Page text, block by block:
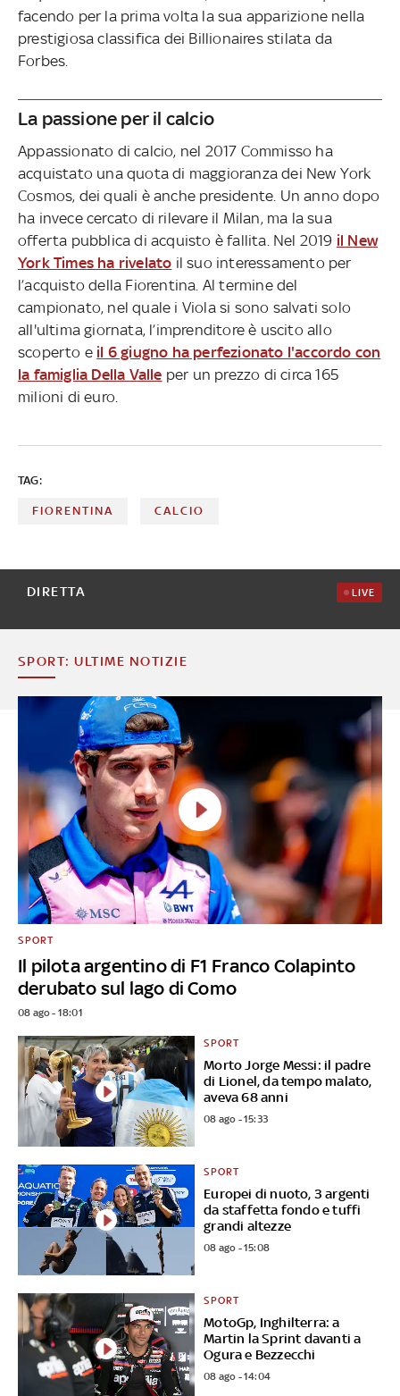
facendo per la prima volta la sua apparizione nella
prestigiosa classifica dei Billionaires stilata da
Forbes.
La passione per il calcio
Appassionato di calcio, nel 2017 Commisso ha
acquistato una quota di maggioranza dei New York
Cosmos, dei quali è anche presidente. Un anno dopo
ha invece cercato di rilevare il Milan, ma la sua
offerta pubblica di acquisto è fallita. Nel 2019 il New
York Times ha rivelato il suo interessamento per
l’acquisto della Fiorentina. Al termine del
campionato, nel quale i Viola si sono salvati solo
all'ultima giornata, l’imprenditore è uscito allo
scoperto e il 6 giugno ha perfezionato l'accordo con
la famiglia Della Valle per un prezzo di circa 165
milioni di euro.
TAG:
FIORENTINA CALCIO
DIRETTA LIVE
SPORT: ULTIME NOTIZIE
Il pilota argentino di F1 Franco Colapinto
derubato sul lago di Como
SPORT
08 ago - 18:01
Morto Jorge Messi: il padre
di Lionel, da tempo malato,
aveva 68 anni
SPORT
08 ago - 15:33
Europei di nuoto, 3 argenti
da staffetta fondo e tuffi
grandi altezze
SPORT
08 ago - 15:08
MotoGp, Inghilterra: a
Martin la Sprint davanti a
Ogura e Bezzecchi
SPORT
08 ago - 14:04